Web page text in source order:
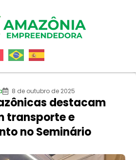
8 de outubro de 2025
destacam
transporte e
no Seminário